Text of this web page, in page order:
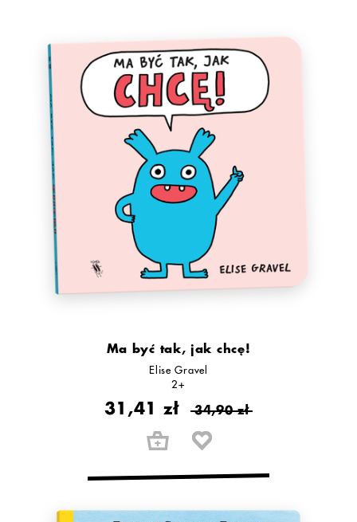
Ma być tak, jak chcę!
Elise Gravel
2+
31,41 zł 34,90 zł